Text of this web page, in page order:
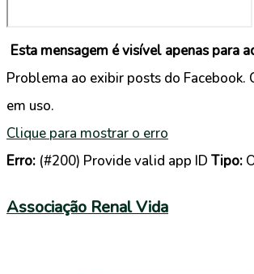
Esta mensagem é visível apenas para
Problema ao exibir posts do Facebook.
em uso.
Clique para mostrar o erro
Erro: (#200) Provide valid app ID Tipo:
Associação Renal Vida